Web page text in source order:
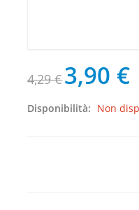
4,29 €3,90 €
Disponibilità: Non